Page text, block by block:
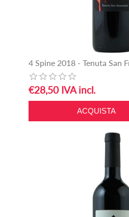
4 Spine 2018 - Tenuta San
€28,50 IVA incl.